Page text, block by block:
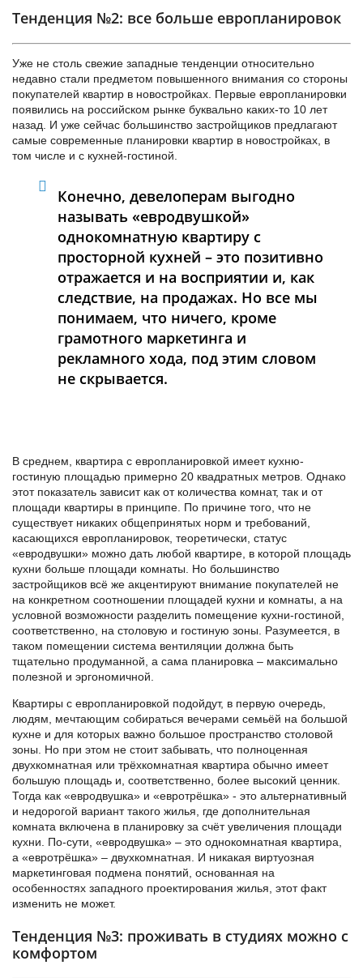
Тенденция №2: все больше европланировок
Уже не столь свежие западные тенденции относительно
недавно стали предметом повышенного внимания со стороны
покупателей квартир в новостройках. Первые европланировки
появились на российском рынке буквально каких-то 10 лет
назад. И уже сейчас большинство застройщиков предлагают
самые современные планировки квартир в новостройках, в
том числе и с кухней-гостиной.
Конечно, девелоперам выгодно
называть «евродвушкой»
однокомнатную квартиру с
просторной кухней – это позитивно
отражается и на восприятии и, как
следствие, на продажах. Но все мы
понимаем, что ничего, кроме
грамотного маркетинга и
рекламного хода, под этим словом
не скрывается.
В среднем, квартира с европланировкой имеет кухню-
гостиную площадью примерно 20 квадратных метров. Однако
этот показатель зависит как от количества комнат, так и от
площади квартиры в принципе. По причине того, что не
существует никаких общепринятых норм и требований,
касающихся европланировок, теоретически, статус
«евродвушки» можно дать любой квартире, в которой площадь
кухни больше площади комнаты. Но большинство
застройщиков всё же акцентируют внимание покупателей не
на конкретном соотношении площадей кухни и комнаты, а на
условной возможности разделить помещение кухни-гостиной,
соответственно, на столовую и гостиную зоны. Разумеется, в
таком помещении система вентиляции должна быть
тщательно продуманной, а сама планировка – максимально
полезной и эргономичной.
Квартиры с европланировкой подойдут, в первую очередь,
людям, мечтающим собираться вечерами семьёй на большой
кухне и для которых важно большое пространство столовой
зоны. Но при этом не стоит забывать, что полноценная
двухкомнатная или трёхкомнатная квартира обычно имеет
большую площадь и, соответственно, более высокий ценник.
Тогда как «евродвушка» и «евротрёшка» - это альтернативный
и недорогой вариант такого жилья, где дополнительная
комната включена в планировку за счёт увеличения площади
кухни. По-сути, «евродвушка» – это однокомнатная квартира,
а «евротрёшка» – двухкомнатная. И никакая виртуозная
маркетинговая подмена понятий, основанная на
особенностях западного проектирования жилья, этот факт
изменить не может.
Тенденция №3: проживать в студиях можно с
комфортом